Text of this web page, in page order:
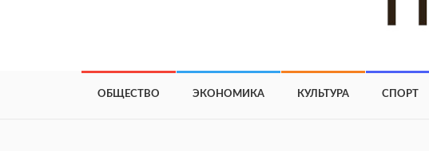
ОБЩЕСТВО ЭКОНОМИКА КУЛЬТУРА СПОРТ